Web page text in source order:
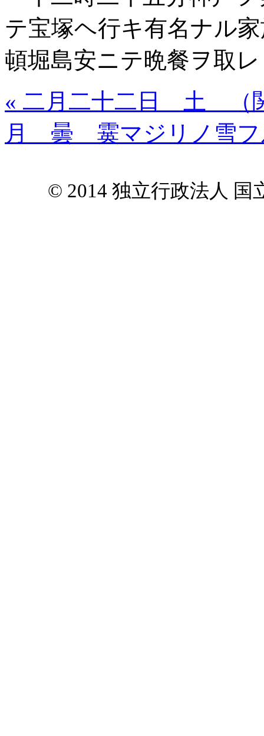
テ宝塚ヘ行キ有名ナル
頓堀島安ニテ晩餐ヲ取
« 二月二十二日 土 （
月 曇 霙マジリノ雪フ
© 2014 独立行政法人 国